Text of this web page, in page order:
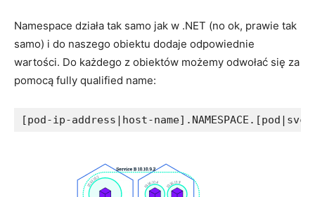
Namespace działa tak samo jak w .NET (no ok, prawie tak
samo) i do naszego obiektu dodaje odpowiednie
wartości. Do każdego z obiektów możemy odwołać się za
pomocą fully qualified name: